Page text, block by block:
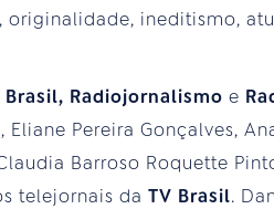
ineditismo,
Brasil, Radiojornalismo e
Pereira Gonçalves,
Barroso Roquette
telejornais da TV Brasil.